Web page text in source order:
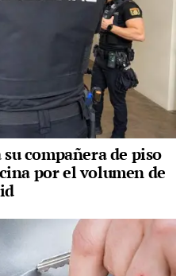
compañera de piso
por el volumen de